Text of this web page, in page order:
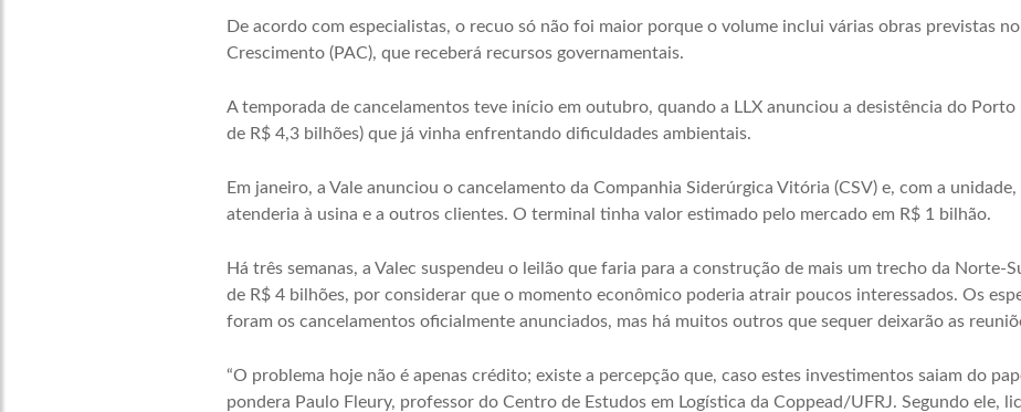
De acordo com especialistas, o recuo só não foi maior porque o volume inclui várias obras previstas
Crescimento (PAC), que receberá recursos governamentais.
A temporada de cancelamentos teve início em outubro, quando a LLX anunciou a desistência do Porto
de R$ 4,3 bilhões) que já vinha enfrentando dificuldades ambientais.
Em janeiro, a Vale anunciou o cancelamento da Companhia Siderúrgica Vitória (CSV) e, com a
atenderia à usina e a outros clientes. O terminal tinha valor estimado pelo mercado em R$ 1 bilhão.
Há três semanas, a Valec suspendeu o leilão que faria para a construção de mais um trecho da Norte-
de R$ 4 bilhões, por considerar que o momento econômico poderia atrair poucos interessados. Os
foram os cancelamentos oficialmente anunciados, mas há muitos outros que sequer deixarão as
“O problema hoje não é apenas crédito; existe a percepção que, caso estes investimentos saiam do
pondera Paulo Fleury, professor do Centro de Estudos em Logística da Coppead/UFRJ. Segundo ele,